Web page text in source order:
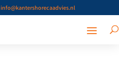
info@kantershorecaadvies.nl